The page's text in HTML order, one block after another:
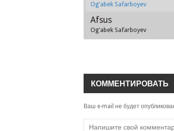
Og'abek Safarboyev
Afsus
Og'abek Safarboyev
КОММЕНТИРОВАТЬ
Ваш e-mail не будет